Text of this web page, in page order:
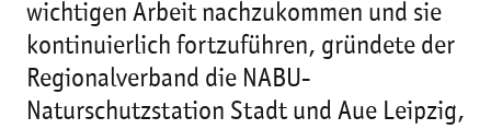
wichtigen Arbeit nachzukommen und sie
kontinuierlich fortzuführen, gründete der
Regionalverband die NABU-
Naturschutzstation Stadt und Aue Leipzig,